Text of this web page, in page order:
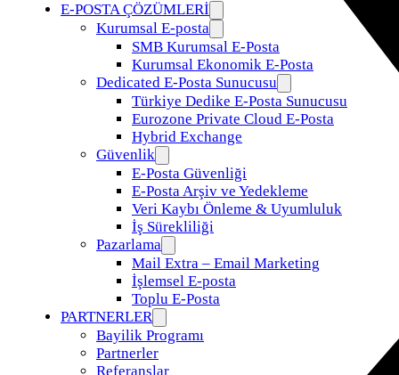
E-POSTA ÇÖZÜMLERİ
Kurumsal E-posta
SMB Kurumsal E-Posta
Kurumsal Ekonomik E-Posta
Dedicated E-Posta Sunucusu
Türkiye Dedike E-Posta Sunucusu
Eurozone Private Cloud E-Posta
Hybrid Exchange
Güvenlik
E-Posta Güvenliği
E-Posta Arşiv ve Yedekleme
Veri Kaybı Önleme & Uyumluluk
İş Sürekliliği
Pazarlama
Mail Extra – Email Marketing
İşlemsel E-posta
Toplu E-Posta
PARTNERLER
Bayilik Programı
Partnerler
Referanslar